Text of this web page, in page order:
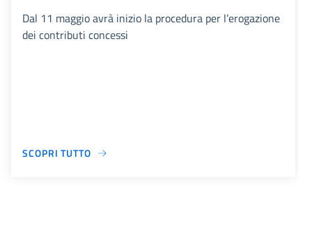
Dal 11 maggio avrà inizio la procedura per l’erogazione
dei contributi concessi
SCOPRI TUTTO